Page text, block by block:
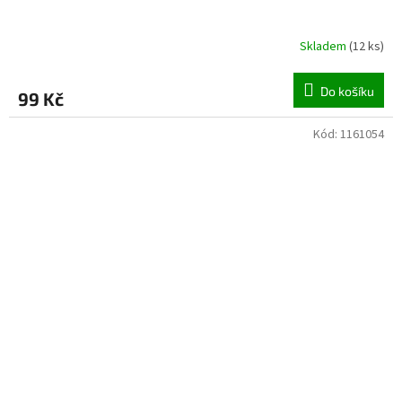
Skladem (12 ks)
99 Kč Do košíku
Kód: 1161054